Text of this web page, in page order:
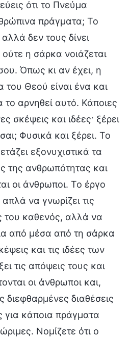
ότι το Πνεύμα
πράγματα; Το
δεν τους δίνει
η σάρκα νοιάζεται
Όπως κι αν έχει, η
Θεού είναι ένα και
το αρνηθεί αυτό. Κάποιες
σκέψεις και ιδέες· ξέρει
Φυσικά και ξέρει. Το
εξονυχιστικά τα
της ανθρωπότητας και
οι άνθρωποι. Το έργο
να γνωρίζει τις
του καθενός, αλλά να
από μέσα από τη σάρκα
και τις ιδέες των
τις απόψεις τους και
οι άνθρωποι και,
διεφθαρμένες διαθέσεις
για κάποια πράγματα
Νομίζετε ότι ο